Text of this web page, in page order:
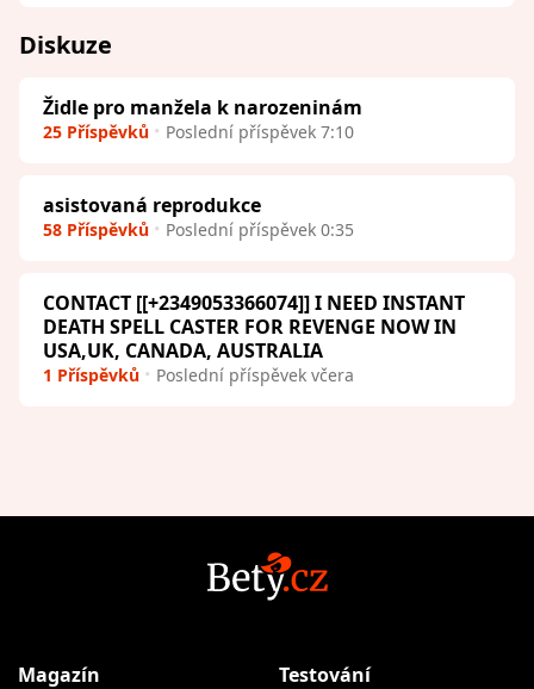
Diskuze
Židle pro manžela k narozeninám
25 Příspěvků Poslední příspěvek 7:10
asistovaná reprodukce
58 Příspěvků Poslední příspěvek 0:35
CONTACT [[+2349053366074]] I NEED INSTANT
DEATH SPELL CASTER FOR REVENGE NOW IN
USA,UK, CANADA, AUSTRALIA
1 Příspěvků Poslední příspěvek včera
Magazín Testování